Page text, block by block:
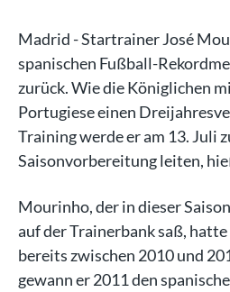
Madrid - Startrainer José
spanischen Fußball-
zurück. Wie die Königlichen
Portugiese einen
Training werde er am 13. Juli
Saisonvorbereitung leiten,
Mourinho, der in dieser
auf der Trainerbank saß,
bereits zwischen 2010 und
gewann er 2011 den